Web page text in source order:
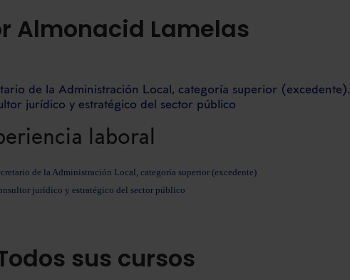
Almonacid Lamelas
de la Administración Local, categoría superior (excedente).
jurídico y estratégico del sector público
laboral
de la Administración Local, categoría superior (excedente)
jurídico y estratégico del sector público
sus cursos